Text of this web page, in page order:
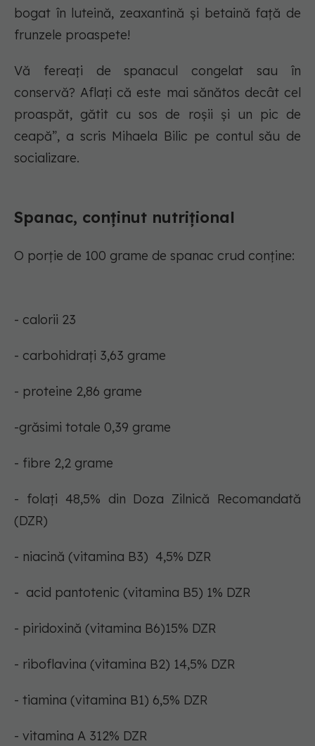
bogat în luteină, zeaxantină și betaină față de
frunzele proaspete!
Vă fereați de spanacul congelat sau în
conservă? Aflați că este mai sănătos decât cel
proaspăt, gătit cu sos de roșii și un pic de
ceapă”, a scris Mihaela Bilic pe contul său de
socializare.
Spanac, conținut nutrițional
O porție de 100 grame de spanac crud conține:
- calorii 23
- carbohidrați 3,63 grame
- proteine 2,86 grame
-grăsimi totale 0,39 grame
- fibre 2,2 grame
- folați 48,5% din Doza Zilnică Recomandată
(DZR)
- niacină (vitamina B3) 4,5% DZR
- acid pantotenic (vitamina B5) 1% DZR
- piridoxină (vitamina B6)15% DZR
- riboflavina (vitamina B2) 14,5% DZR
- tiamina (vitamina B1) 6,5% DZR
- vitamina A 312% DZR